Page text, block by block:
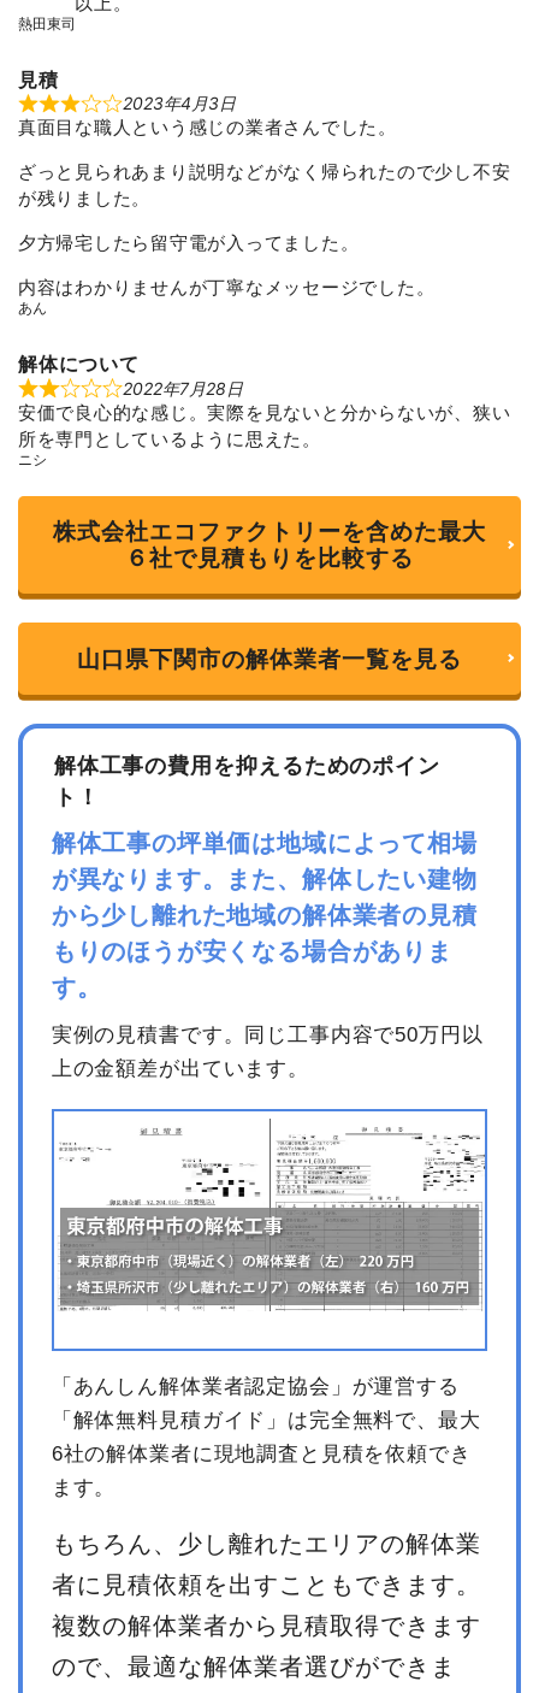
熱田東司
見積
R
a
e
d
3
o
t
5
2023年4月3日
真面目な職人という感じの業者さんでした。
ざっと見られあまり説明などがなく帰られたので少し不安
が残りました。
夕方帰宅したら留守電が入ってました。
内容はわかりませんが丁寧なメッセージでした。
あん
解体について
R
a
t
e
o
t
o
2022年7月28日
安価で良心的な感じ。実際を見ないと分からないが、狭い
所を専門としているように思えた。
ニシ
株式会社エコファクトリーを含めた最大
６社で見積もりを比較する
山口県下関市の解体業者一覧を見る
解体工事の費用を抑えるためのポイン
ト！
解体工事の坪単価は地域によって相場
が異なります。また、解体したい建物
から少し離れた地域の解体業者の見積
もりのほうが安くなる場合がありま
す。
実例の見積書です。同じ工事内容で50万円以
上の金額差が出ています。
「あんしん解体業者認定協会」が運営する
「解体無料見積ガイド」は完全無料で、最大
6社の解体業者に現地調査と見積を依頼でき
ます。
もちろん、少し離れたエリアの解体業
者に見積依頼を出すこともできます。
複数の解体業者から見積取得できます
ので、最適な解体業者選びができま